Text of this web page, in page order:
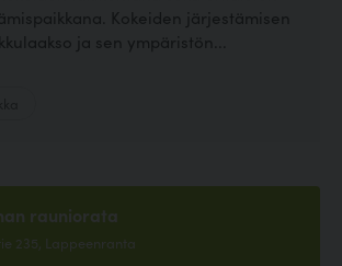
Kokeiden järjestämisen
ja sen ympäristön...
rauniorata
235, Lappeenranta